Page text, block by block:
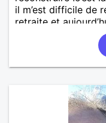
il m’est difficile de
retraite et
!J’aimerais
mêmes valeurs qui